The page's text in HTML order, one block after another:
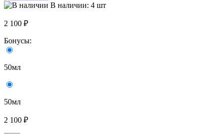
В наличии: 4 шт
2 100 ₽
Бонусы:
50мл
50мл
2 100 ₽